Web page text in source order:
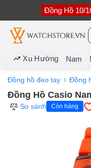
nội
dung
Đồng Hồ 10/
Xu Hướng Nam
Đồng hồ đeo tay Đồng
Đồng Hồ Casio
So sánh
Còn hàng